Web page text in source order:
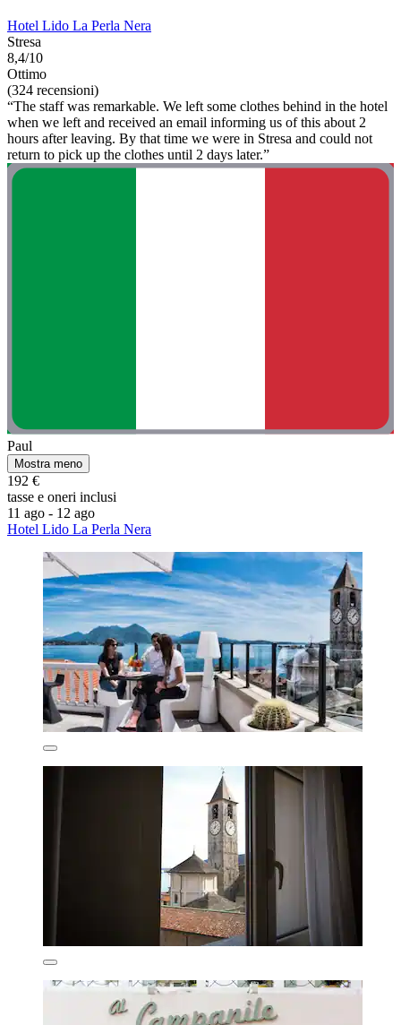
Hotel Lido La Perla Nera
Stresa
8,4/10
Ottimo
(324 recensioni)
“The staff was remarkable. We left some clothes behind in the hotel
when we left and received an email informing us of this about 2
hours after leaving. By that time we were in Stresa and could not
return to pick up the clothes until 2 days later.”
Paul
Mostra meno
192 €
tasse e oneri inclusi
11 ago - 12 ago
Hotel Lido La Perla Nera